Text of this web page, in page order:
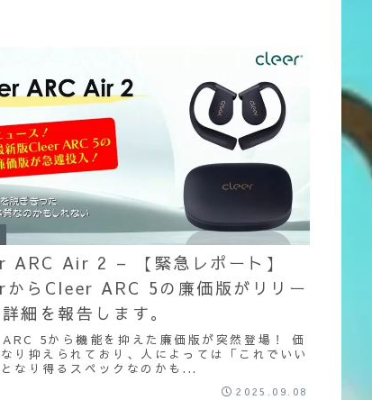
ARC Air 2 – 【緊急レポート】
からCleer ARC 5の廉価版がリリー
細を報告します。
5から機能を抑えた廉価版が突然登場！ 価
り抑えられており、人によっては「これでいい
なり得るスペックなのかも...
2025.09.08
o
k
L
n